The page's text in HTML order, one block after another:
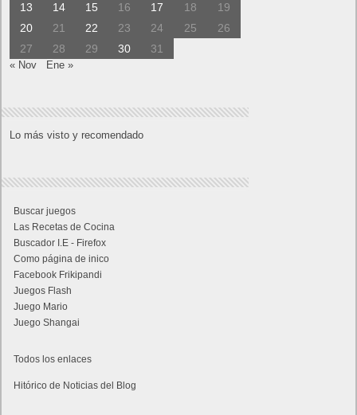
13
14 15 16 17 18
19
20
21 22 23 24 25
26
27
28 29 30 31
« Nov Ene »
Lo más visto y recomendado
Buscar juegos
Las Recetas de Cocina
Buscador I.E - Firefox
Como página de inico
Facebook Frikipandi
Juegos Flash
Juego Mario
Juego Shangai
Todos los enlaces
Hitórico de Noticias del Blog